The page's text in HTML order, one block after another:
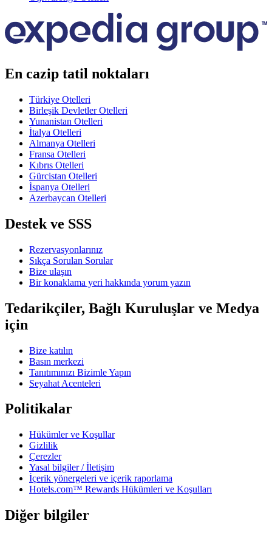
En cazip tatil noktaları
Türkiye Otelleri
Birleşik Devletler Otelleri
Yunanistan Otelleri
İtalya Otelleri
Almanya Otelleri
Fransa Otelleri
Kıbrıs Otelleri
Gürcistan Otelleri
İspanya Otelleri
Azerbaycan Otelleri
Destek ve SSS
Rezervasyonlarınız
Sıkça Sorulan Sorular
Bize ulaşın
Bir konaklama yeri hakkında yorum yazın
Tedarikçiler, Bağlı Kuruluşlar ve Medya
için
Bize katılın
Basın merkezi
Tanıtımınızı Bizimle Yapın
Seyahat Acenteleri
Politikalar
Hükümler ve Koşullar
Gizlilik
Çerezler
Yasal bilgiler / İletişim
İçerik yönergeleri ve içerik raporlama
Hotels.com™ Rewards Hükümleri ve Koşulları
Diğer bilgiler